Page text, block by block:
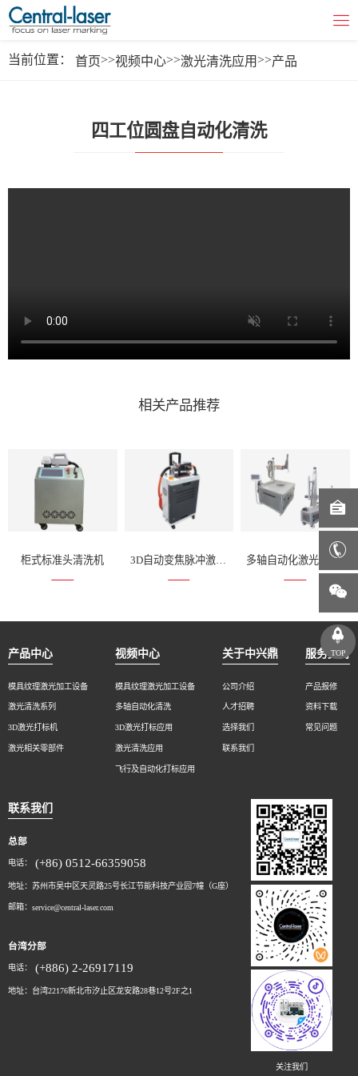
当前位置： 首页>>视频中心>>激光清洗应用>>产品
四工位圆盘自动化清洗
相关产品推荐
柜式标准头清洗机 3D自动变焦脉冲激光清洗准系统 多轴自动化激光变焦清洗设备
产品中心
模具纹理激光加工设备
激光清洗系列
3D激光打标机
激光相关零部件
视频中心
模具纹理激光加工设备
多轴自动化清洗
3D激光打标应用
激光清洗应用
飞行及自动化打标应用
关于中兴鼎
公司介绍
人才招聘
选择我们
联系我们
服务支持
产品报修
资料下载
常见问题
联系我们
总部
电话： (+86) 0512-66359058
地址：苏州市吴中区天灵路25号长江节能科技产业园7幢（G座）
邮箱： service@central-laser.com
台湾分部
电话： (+886) 2-26917119
地址：台湾22176新北市汐止区龙安路28巷12号2F之1
关注我们
TOP